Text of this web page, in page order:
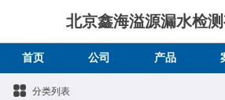
北京鑫海溢源漏水检测
首页 公司 产品
分类列表